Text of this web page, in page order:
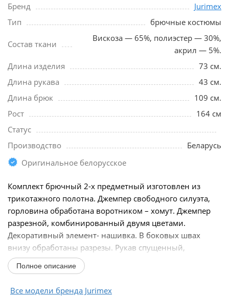
Бренд
Jurimex
Тип
брючные костюмы
Состав ткани
Вискоза — 65%, полиэстер — 30%,
акрил — 5%.
Длина изделия
73 см.
Длина рукава
43 см.
Длина брюк
109 см.
Рост
164 см
Статус
Производство
Беларусь
Оригинальное белорусское
Комплект брючный 2-х предметный изготовлен из
трикотажного полотна. Джемпер свободного силуэта,
горловина обработана воротником – хомут. Джемпер
разрезной, комбинированный двумя цветами.
Декоративный элемент- нашивка. В боковых швах
внизу обработаны разрезы. Рукав спущенный,
длинный...
Полное описание
Все модели бренда Jurimex